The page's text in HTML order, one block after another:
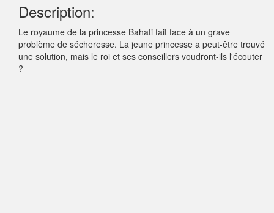
Description:
Le royaume de la princesse Bahati fait face à un grave
problème de sécheresse. La jeune princesse a peut-être trouvé
une solution, mais le roi et ses conseillers voudront-ils l'écouter
?